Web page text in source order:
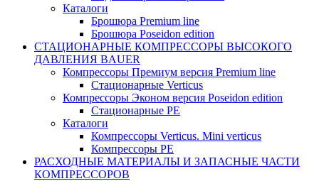
Каталоги
Брошюра Premium line
Брошюра Poseidon edition
СТАЦИОНАРНЫЕ КОМПРЕССОРЫ ВЫСОКОГО
ДАВЛЕНИЯ BAUER
Компрессоры Премиум версия Premium line
Стационарные Verticus
Компрессоры Эконом версия Poseidon edition
Стационарные PE
Каталоги
Компрессоры Verticus. Mini verticus
Компрессоры PE
РАСХОДНЫЕ МАТЕРИАЛЫ И ЗАПАСНЫЕ ЧАСТИ
КОМПРЕССОРОВ